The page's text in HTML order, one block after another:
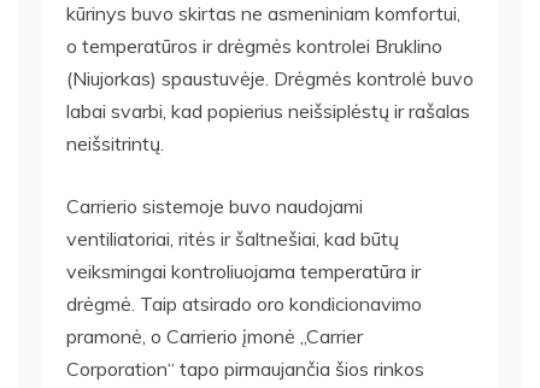
kūrinys buvo skirtas ne asmeniniam komfortui,
o temperatūros ir drėgmės kontrolei Bruklino
(Niujorkas) spaustuvėje. Drėgmės kontrolė buvo
labai svarbi, kad popierius neišsiplėstų ir rašalas
neišsitrintų.
Carrierio sistemoje buvo naudojami
ventiliatoriai, ritės ir šaltnešiai, kad būtų
veiksmingai kontroliuojama temperatūra ir
drėgmė. Taip atsirado oro kondicionavimo
pramonė, o Carrierio įmonė „Carrier
Corporation“ tapo pirmaujančia šios rinkos